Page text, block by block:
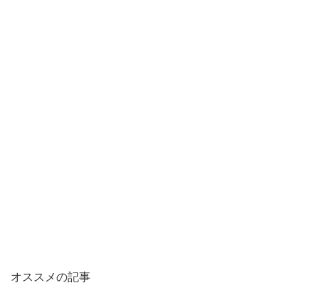
オススメの記事